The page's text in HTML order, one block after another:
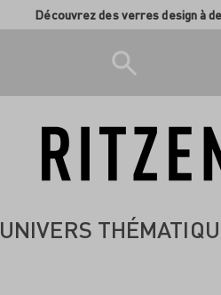
Découvrez des verres design à
UNIVERS